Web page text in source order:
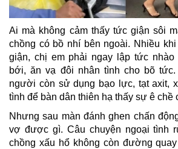
Ai mà không cảm thấy tức giận sôi
chồng có bồ nhí bên ngoài. Nhiều
giận, chị em phải ngay lập tức
bới, ăn vạ đôi nhân tình cho bõ
người còn sử dụng bạo lực, tạt axit,
tình để bàn dân thiên hạ thấy sự ê chề
Nhưng sau màn đánh ghen chấn
vợ được gì. Câu chuyện ngoại tình
chồng xấu hổ không còn đường